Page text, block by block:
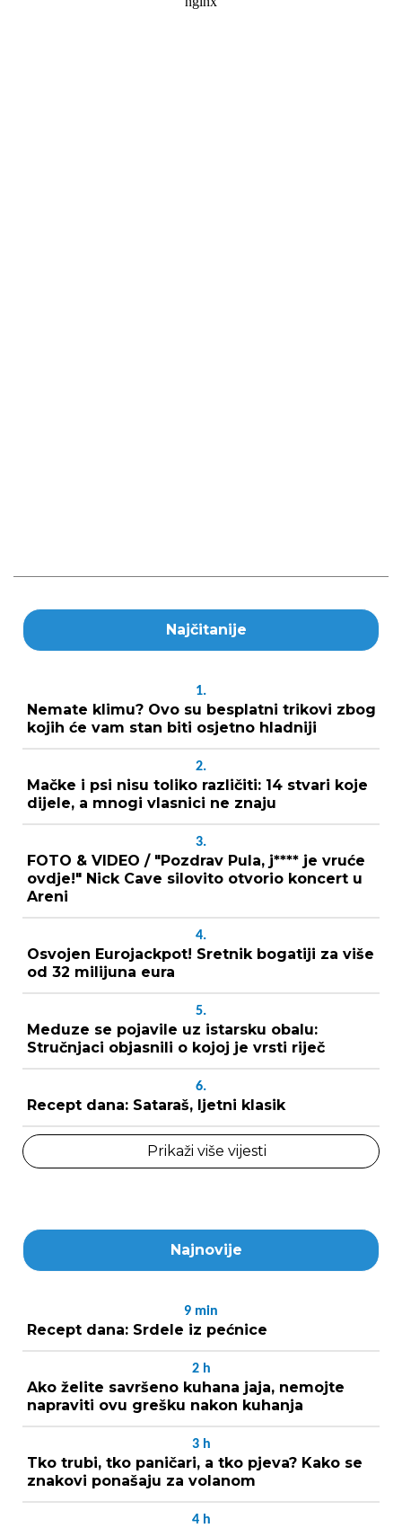
Najčitanije
1.
Nemate klimu? Ovo su besplatni trikovi zbog
kojih će vam stan biti osjetno hladniji
2.
Mačke i psi nisu toliko različiti: 14 stvari koje
dijele, a mnogi vlasnici ne znaju
3.
FOTO & VIDEO / "Pozdrav Pula, j**** je vruće
ovdje!" Nick Cave silovito otvorio koncert u
Areni
4.
Osvojen Eurojackpot! Sretnik bogatiji za više
od 32 milijuna eura
5.
Meduze se pojavile uz istarsku obalu:
Stručnjaci objasnili o kojoj je vrsti riječ
6.
Recept dana: Sataraš, ljetni klasik
Prikaži više vijesti
Najnovije
9 min
Recept dana: Srdele iz pećnice
2 h
Ako želite savršeno kuhana jaja, nemojte
napraviti ovu grešku nakon kuhanja
3 h
Tko trubi, tko paničari, a tko pjeva? Kako se
znakovi ponašaju za volanom
4 h